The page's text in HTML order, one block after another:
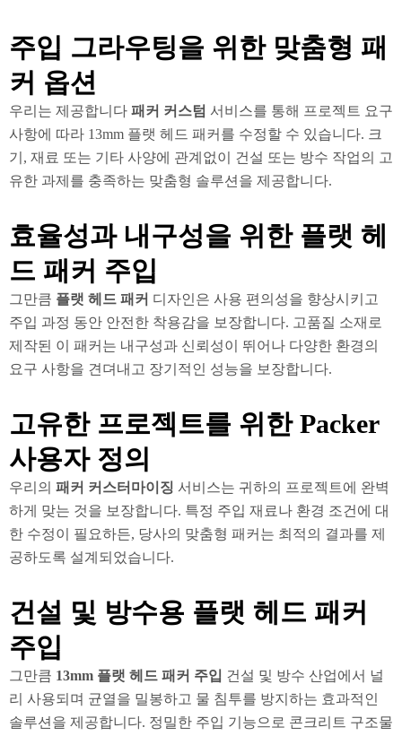
주입 그라우팅을 위한 맞춤형 패
커 옵션
우리는 제공합니다 패커 커스텀 서비스를 통해 프로젝트 요구
사항에 따라 13mm 플랫 헤드 패커를 수정할 수 있습니다. 크
기, 재료 또는 기타 사양에 관계없이 건설 또는 방수 작업의 고
유한 과제를 충족하는 맞춤형 솔루션을 제공합니다.
효율성과 내구성을 위한 플랫 헤
드 패커 주입
그만큼 플랫 헤드 패커 디자인은 사용 편의성을 향상시키고
주입 과정 동안 안전한 착용감을 보장합니다. 고품질 소재로
제작된 이 패커는 내구성과 신뢰성이 뛰어나 다양한 환경의
요구 사항을 견뎌내고 장기적인 성능을 보장합니다.
고유한 프로젝트를 위한 Packer
사용자 정의
우리의 패커 커스터마이징 서비스는 귀하의 프로젝트에 완벽
하게 맞는 것을 보장합니다. 특정 주입 재료나 환경 조건에 대
한 수정이 필요하든, 당사의 맞춤형 패커는 최적의 결과를 제
공하도록 설계되었습니다.
건설 및 방수용 플랫 헤드 패커
주입
그만큼 13mm 플랫 헤드 패커 주입 건설 및 방수 산업에서 널
리 사용되며 균열을 밀봉하고 물 침투를 방지하는 효과적인
솔루션을 제공합니다. 정밀한 주입 기능으로 콘크리트 구조물